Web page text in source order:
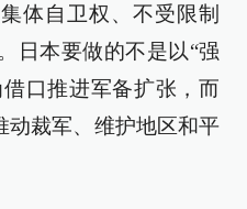
体自卫权、不受限制
日本要做的不是以“强
口推进军备扩张，而
动裁军、维护地区和平